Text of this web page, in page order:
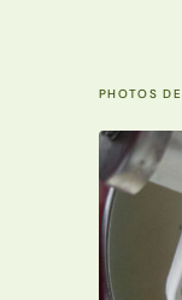
PHOTOS